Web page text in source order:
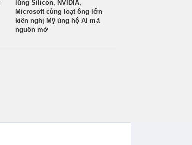
lũng Silicon, NVIDIA,
Microsoft cùng loạt ông lớn
kiến nghị Mỹ ủng hộ AI mã
nguồn mở